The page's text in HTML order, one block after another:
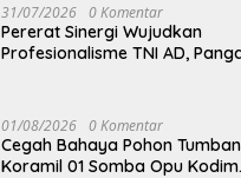
31/07/2026 0 Komentar
Pererat Sinergi Wujudkan
Profesionalisme TNI AD,
01/08/2026 0 Komentar
Cegah Bahaya Pohon
Koramil 01 Somba Opu Kodim